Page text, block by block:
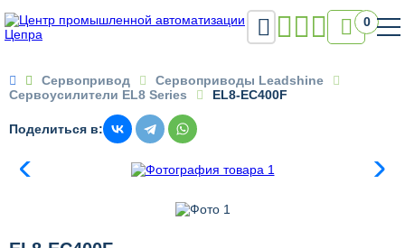
 0
 Сервопривод
Сервоприводы Leadshine
Сервоусилители EL8 Series
EL8-EC400F
Поделиться в: